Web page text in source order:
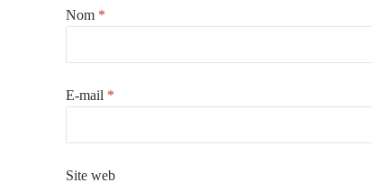
Nom *
E-mail *
Site web